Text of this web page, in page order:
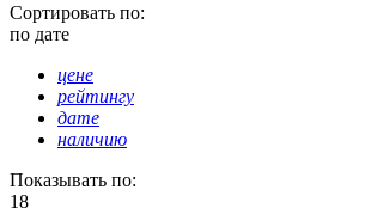
Сортировать по:
по дате
цене
рейтингу
дате
наличию
Показывать по:
18